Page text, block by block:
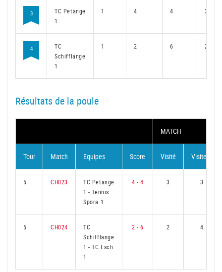
3
TC Petange
1
1 4 4 3
4
TC
Schifflange
1
1 2 6 2
Résultats de la poule
MATCH
Tour Match Equipes Score Visité Visiteur
5 CH023
TC Petange
1-Tennis
Spora 1
4 - 4 3 3
5 CH024
TC
Schifflange
1-TC Esch
1
2 - 6 2 4